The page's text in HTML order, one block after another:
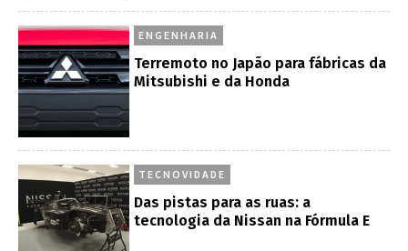
ENGENHARIA
Terremoto no Japão para fábricas da
Mitsubishi e da Honda
TECNOVIDADE
Das pistas para as ruas: a
tecnologia da Nissan na Fórmula E